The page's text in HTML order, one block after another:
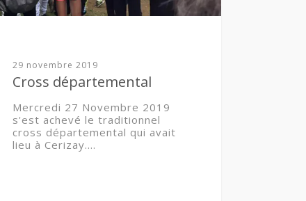
29 novembre 2019
Cross départemental
Mercredi 27 Novembre 2019
s'est achevé le traditionnel
cross départemental qui avait
lieu à Cerizay.…